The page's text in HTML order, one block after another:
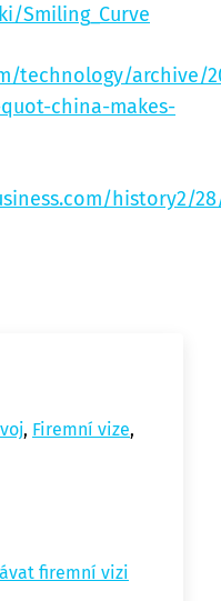
Smiling_Curve
technology/archive/
china-makes-
history2/
, Firemní vize,
firemní vizi